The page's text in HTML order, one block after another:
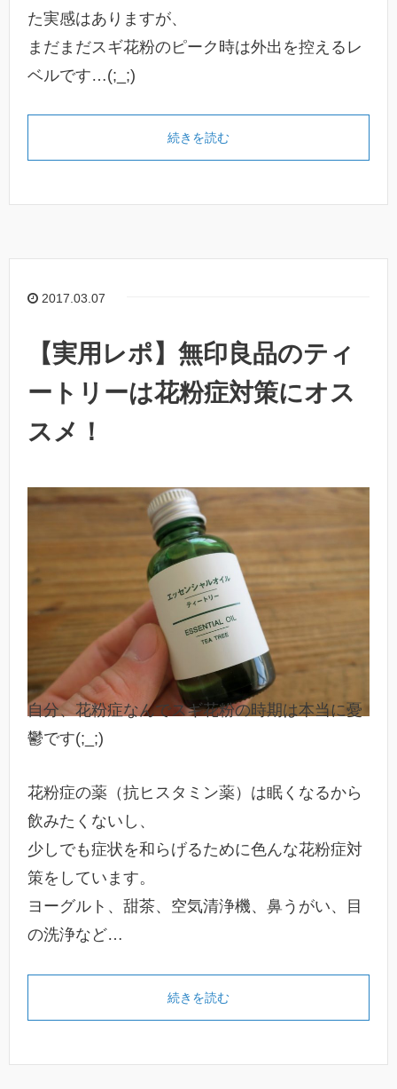
た実感はありますが、
まだまだスギ花粉のピーク時は外出を控えるレ
ベルです…(;_;)
続きを読む
2017.03.07
【実用レポ】無印良品のティ
ートリーは花粉症対策にオス
スメ！
自分、花粉症なんでスギ花粉の時期は本当に憂
鬱です(;_;)
花粉症の薬（抗ヒスタミン薬）は眠くなるから
飲みたくないし、
少しでも症状を和らげるために色んな花粉症対
策をしています。
ヨーグルト、甜茶、空気清浄機、鼻うがい、目
の洗浄など…
続きを読む